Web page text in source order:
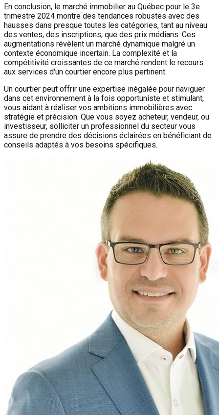
En conclusion, le marché immobilier au Québec pour le 3e
trimestre 2024 montre des tendances robustes avec des
hausses dans presque toutes les catégories, tant au niveau
des ventes, des inscriptions, que des prix médians. Ces
augmentations révèlent un marché dynamique malgré un
contexte économique incertain. La complexité et la
compétitivité croissantes de ce marché rendent le recours
aux services d'un courtier encore plus pertinent.
Un courtier peut offrir une expertise inégalée pour naviguer
dans cet environnement à la fois opportuniste et stimulant,
vous aidant à réaliser vos ambitions immobilières avec
stratégie et précision. Que vous soyez acheteur, vendeur, ou
investisseur, solliciter un professionnel du secteur vous
assure de prendre des décisions éclairées en bénéficiant de
conseils adaptés à vos besoins spécifiques.